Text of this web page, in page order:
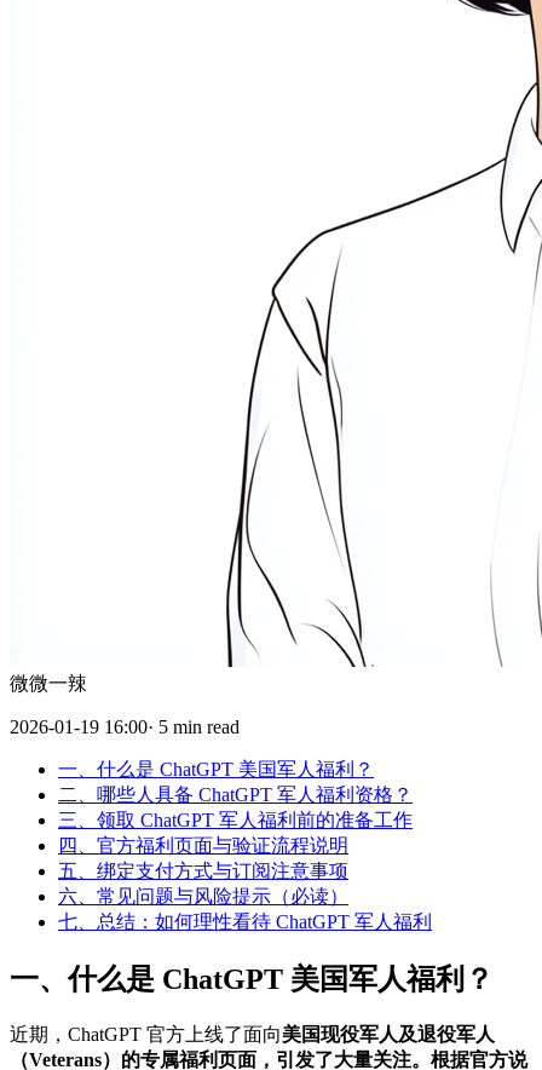
微微一辣
2026-01-19 16:00· 5 min read
一、什么是 ChatGPT 美国军人福利？
二、哪些人具备 ChatGPT 军人福利资格？
三、领取 ChatGPT 军人福利前的准备工作
四、官方福利页面与验证流程说明
五、绑定支付方式与订阅注意事项
六、常见问题与风险提示（必读）
七、总结：如何理性看待 ChatGPT 军人福利
一、什么是 ChatGPT 美国军人福利？
近期，ChatGPT 官方上线了面向美国现役军人及退役军人
（Veterans）的专属福利页面，引发了大量关注。根据官方说